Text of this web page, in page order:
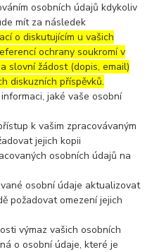
osobních údajů kdykoliv
mít za následek
o diskutujícím u vašich
ochrany soukromí v
slovní žádost (dopis, email)
diskuzních příspěvků.
jaké vaše osobní
k vašim zpracovávaným
jejich kopii
osobních údajů na
osobní údaje aktualizovat
požadovat omezení jejich
výmaz vašich osobních
o osobní údaje, které je